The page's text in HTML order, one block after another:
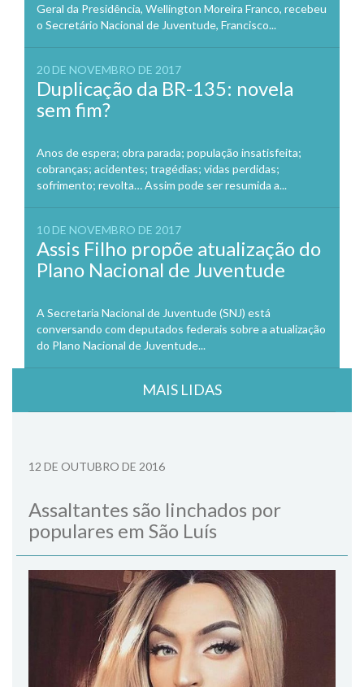
Geral da Presidência, Wellington Moreira Franco, recebeu
o Secretário Nacional de Juventude, Francisco...
20 DE NOVEMBRO DE 2017
Duplicação da BR-135: novela
sem fim?
Anos de espera; obra parada; população insatisfeita;
cobranças; acidentes; tragédias; vidas perdidas;
sofrimento; revolta… Assim pode ser resumida a...
10 DE NOVEMBRO DE 2017
Assis Filho propõe atualização do
Plano Nacional de Juventude
A Secretaria Nacional de Juventude (SNJ) está
conversando com deputados federais sobre a atualização
do Plano Nacional de Juventude...
MAIS LIDAS
12 DE OUTUBRO DE 2016
Assaltantes são linchados por
populares em São Luís